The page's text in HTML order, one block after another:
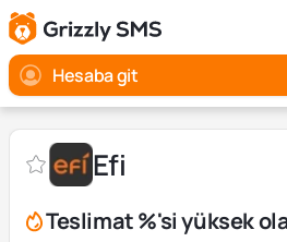
Hesaba git
Efi
Teslimat %'si yüksek